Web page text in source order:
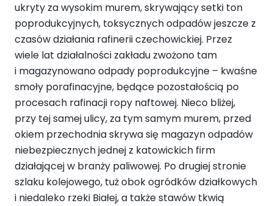
ukryty za wysokim murem, skrywający setki ton
poprodukcyjnych, toksycznych odpadów jeszcze z
czasów działania rafinerii czechowickiej. Przez
wiele lat działalności zakładu zwożono tam
i magazynowano odpady poprodukcyjne – kwaśne
smoły porafinacyjne, będące pozostałością po
procesach rafinacji ropy naftowej. Nieco bliżej,
przy tej samej ulicy, za tym samym murem, przed
okiem przechodnia skrywa się magazyn odpadów
niebezpiecznych jednej z katowickich firm
działającej w branży paliwowej. Po drugiej stronie
szlaku kolejowego, tuż obok ogródków działkowych
i niedaleko rzeki Białej, a także stawów tkwią